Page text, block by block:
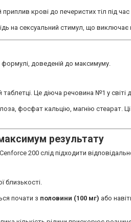
крові до печеристих тіл під
на сексуальний стимул, що виключає
формулі, доведеній до максимуму.
таблетці. Це діюча речовина №1 у світі
фосфат кальцію, магнію стеарат.
результату
200 слід підходити
близькості.
почати з половини (100 мг) або